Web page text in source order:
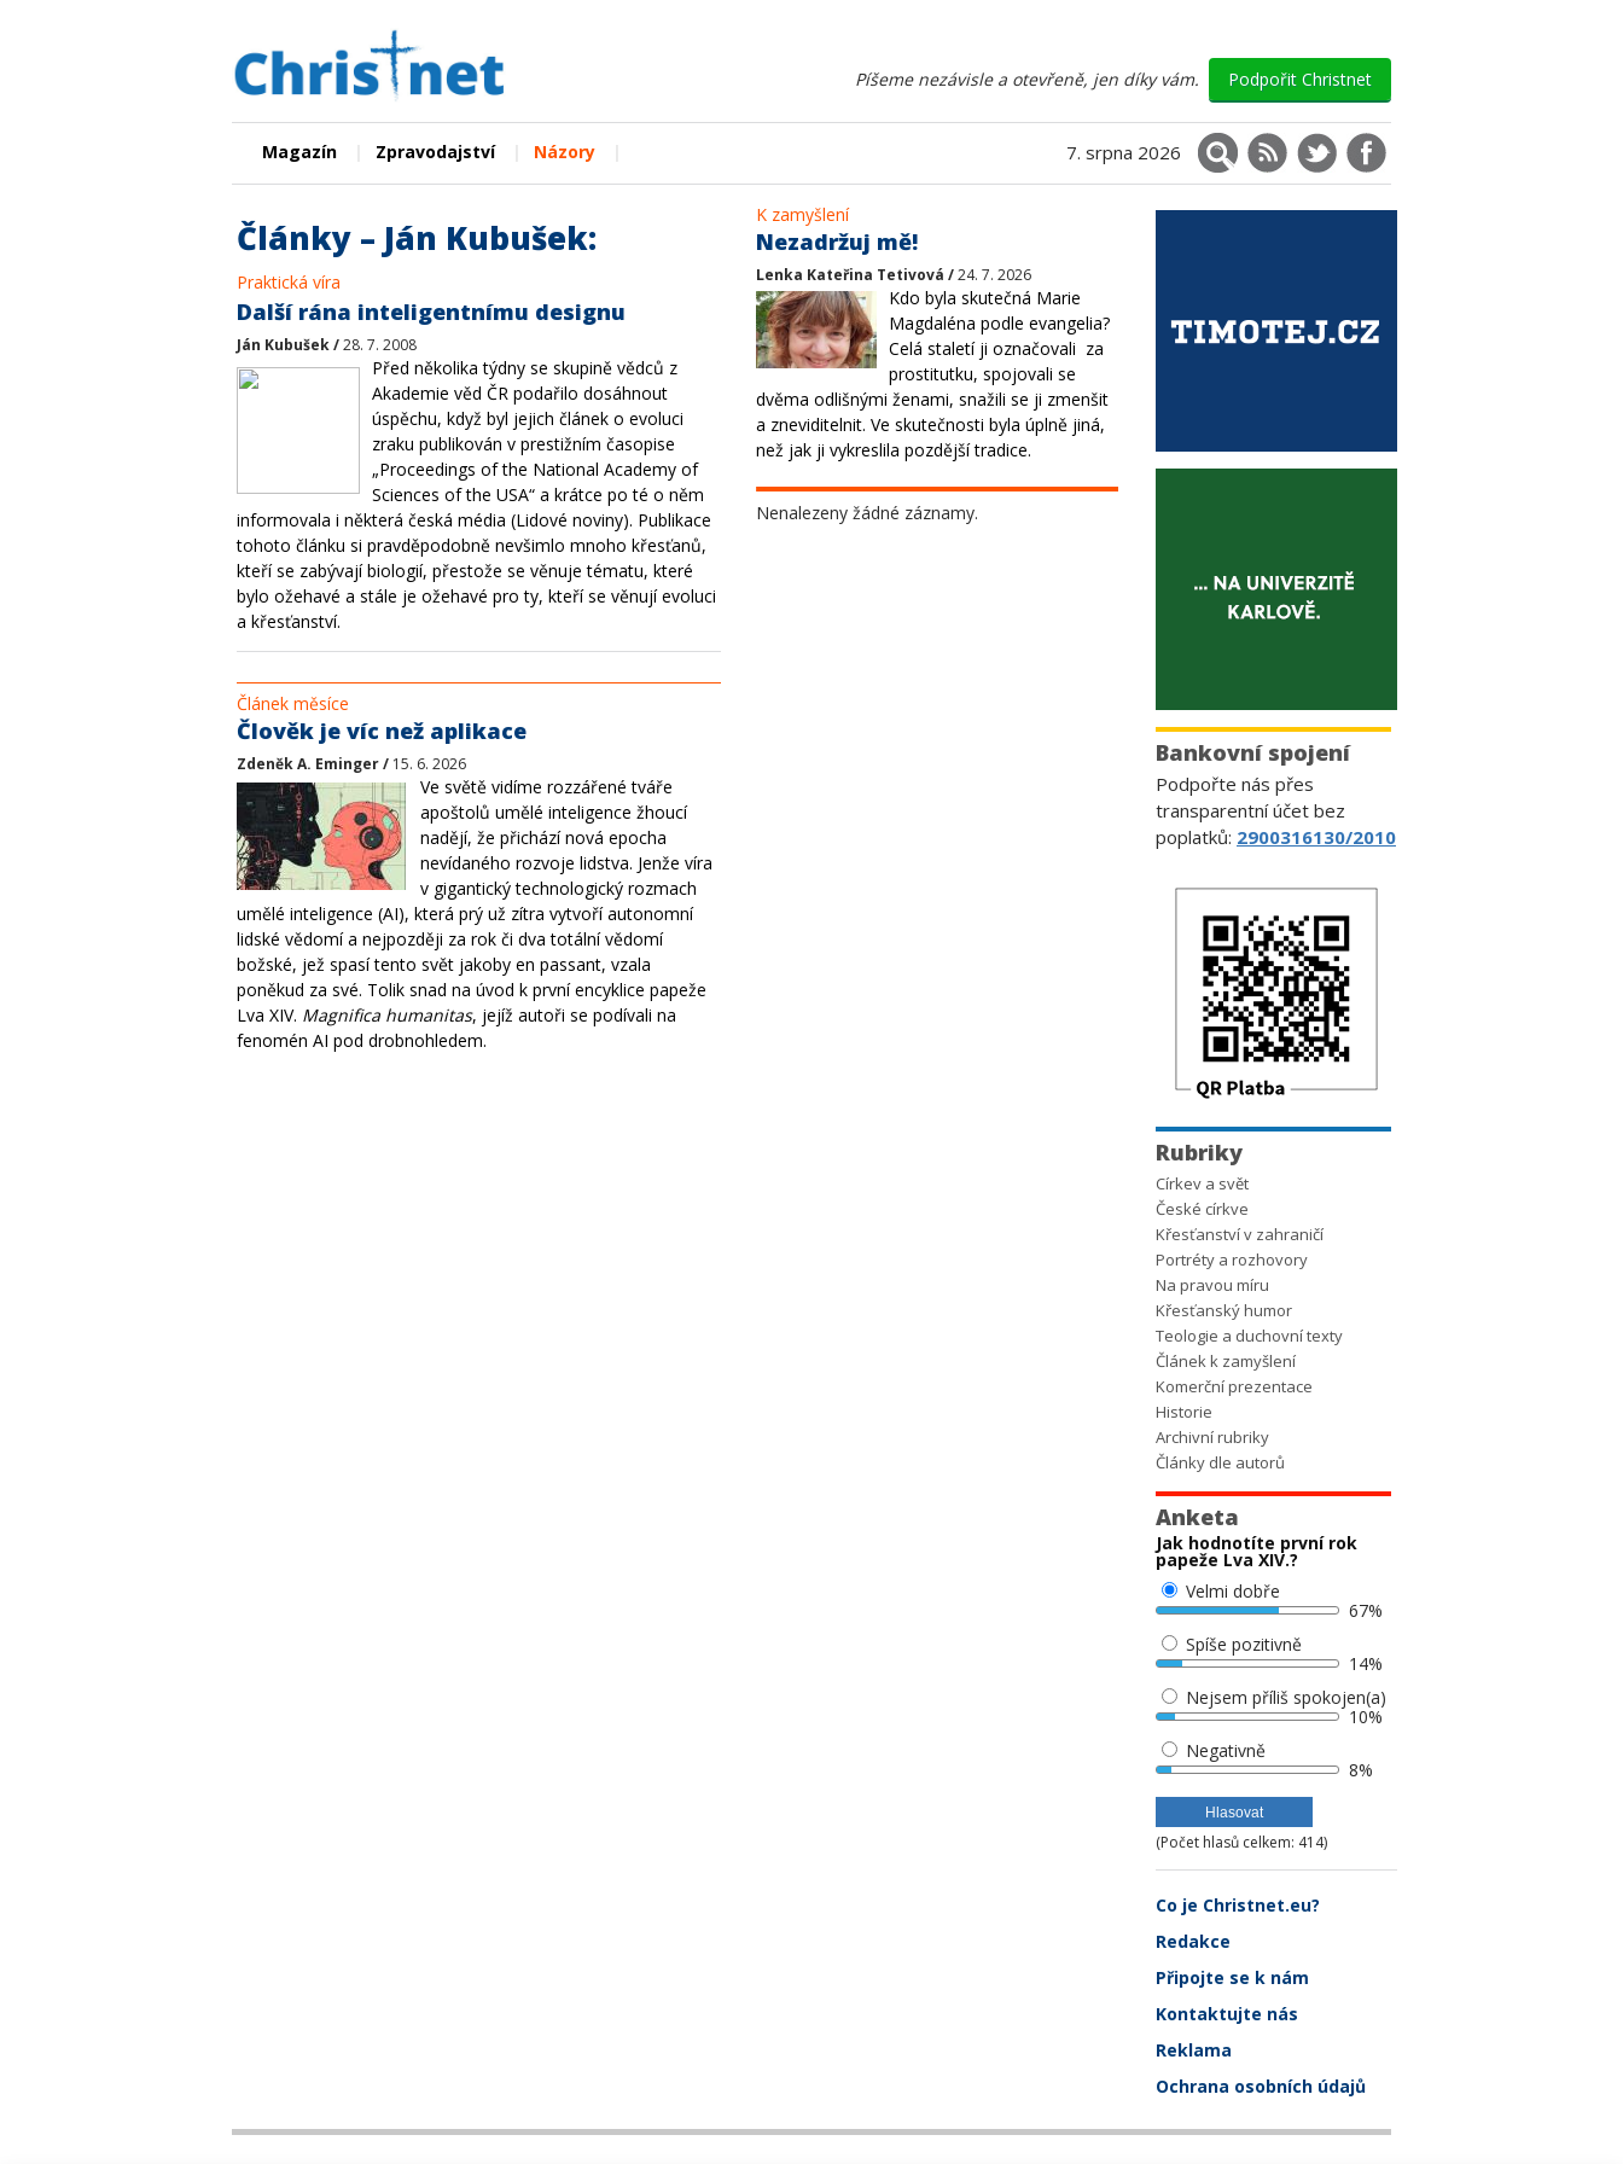
Píšeme nezávisle a otevřeně, jen díky vám. Podpořit Christnet
Magazín Zpravodajství Názory 7. srpna 2026 Vyhledávání
RSS X (Twitter)
Facebook
Články – Ján Kubušek:
Praktická víra
Další rána inteligentnímu designu
Ján Kubušek /28. 7. 2008
Před několika týdny se skupině vědců z
Akademie věd ČR podařilo dosáhnout
úspěchu, když byl jejich článek o evoluci
zraku publikován v prestižním časopise
„Proceedings of the National Academy of
Sciences of the USA“ a krátce po té o něm
informovala i některá česká média (Lidové noviny). Publikace
tohoto článku si pravděpodobně nevšimlo mnoho křesťanů,
kteří se zabývají biologií, přestože se věnuje tématu, které
bylo ožehavé a stále je ožehavé pro ty, kteří se věnují evoluci
a křesťanství.
Článek měsíce
Člověk je víc než aplikace
Zdeněk A. Eminger / 15. 6. 2026
Ve světě vidíme rozzářené tváře
apoštolů umělé inteligence žhoucí
nadějí, že přichází nová epocha
nevídaného rozvoje lidstva. Jenže víra
v gigantický technologický rozmach
umělé inteligence (AI), která prý už zítra vytvoří autonomní
lidské vědomí a nejpozději za rok či dva totální vědomí
božské, jež spasí tento svět jakoby en passant, vzala
poněkud za své. Tolik snad na úvod k první encyklice papeže
Lva XIV. Magnifica humanitas, jejíž autoři se podívali na
fenomén AI pod drobnohledem.
K zamyšlení
Nezadržuj mě!
Lenka Kateřina Tetivová /24. 7. 2026
Kdo byla skutečná Marie
Magdaléna podle evangelia?
Celá staletí ji označovali za
prostitutku, spojovali se
dvěma odlišnými ženami, snažili se ji zmenšit
a zneviditelnit. Ve skutečnosti byla úplně jiná,
než jak ji vykreslila pozdější tradice.
Nenalezeny žádné záznamy.
Bankovní spojení
Podpořte nás přes
transparentní účet bez
poplatků: 2900316130/2010
Rubriky
Církev a svět
České církve
Křesťanství v zahraničí
Portréty a rozhovory
Na pravou míru
Křesťanský humor
Teologie a duchovní texty
Článek k zamyšlení
Komerční prezentace
Historie
Archivní rubriky
Články dle autorů
Anketa
Jak hodnotíte první rok
papeže Lva XIV.?
Velmi dobře
67%
Spíše pozitivně
14%
Nejsem příliš spokojen(a)
10%
Negativně
8%
(Počet hlasů celkem: 414)
Co je Christnet.eu?
Redakce
Připojte se k nám
Kontaktujte nás
Reklama
Ochrana osobních údajů